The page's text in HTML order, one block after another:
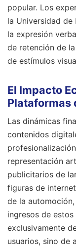
popular. Los
la Universidad de
la expresión
de retención de
de estímulos
El Impacto
Plataformas
Las dinámicas
contenidos
representación
publicitarios de
figuras de
de la
ingresos de
exclusivamente
usuarios, sino de